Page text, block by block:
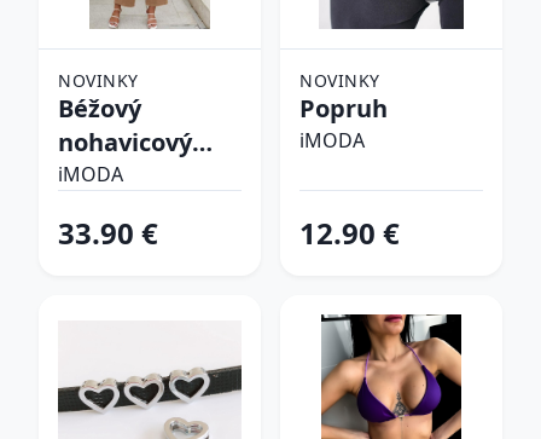
NOVINKY
Béžový
nohavicový
komplet
iMODA
33.90 €
NOVINKY
Popruh
iMODA
12.90 €